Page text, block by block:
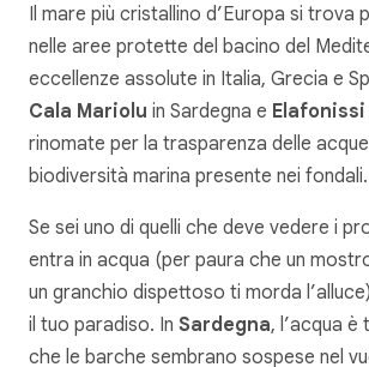
Il mare più cristallino d’Europa si trova
nelle aree protette del bacino del
eccellenze assolute in Italia, Grecia e
Cala Mariolu in Sardegna e Elafonissi
rinomate per la trasparenza delle
biodiversità marina presente nei fondali.
Se sei uno di quelli che deve vedere i
entra in acqua (per paura che un
un granchio dispettoso ti morda
il tuo paradiso. In Sardegna, l’acqua
che le barche sembrano sospese nel